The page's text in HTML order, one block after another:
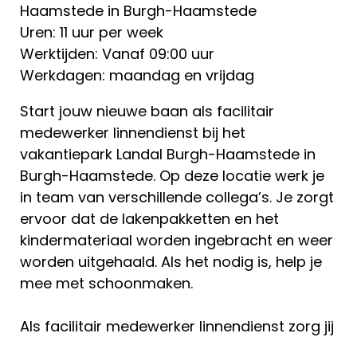
Haamstede in Burgh-Haamstede
Uren: 11 uur per week
Werktijden: Vanaf 09:00 uur
Werkdagen: maandag en vrijdag
Start jouw nieuwe baan als facilitair
medewerker linnendienst bij het
vakantiepark Landal Burgh-Haamstede in
Burgh-Haamstede. Op deze locatie werk je
in team van verschillende collega’s. Je zorgt
ervoor dat de lakenpakketten en het
kindermateriaal worden ingebracht en weer
worden uitgehaald. Als het nodig is, help je
mee met schoonmaken.
Als facilitair medewerker linnendienst zorg jij